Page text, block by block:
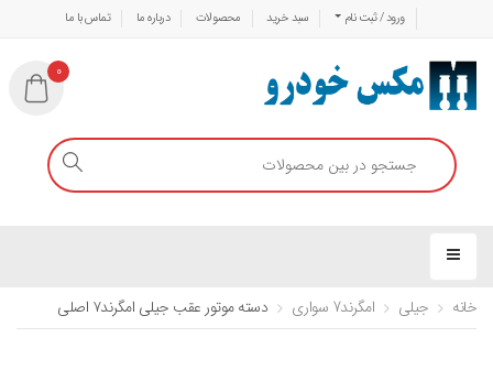
ورود / ثبت نام سبد خرید محصولات درباره ما تماس با ما
0
خانه جیلی امگرند7 سواری دسته موتور عقب جیلی امگرند۷ اصلی